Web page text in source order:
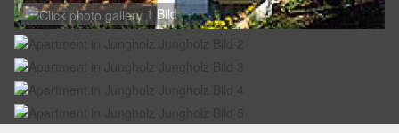
1 Bild